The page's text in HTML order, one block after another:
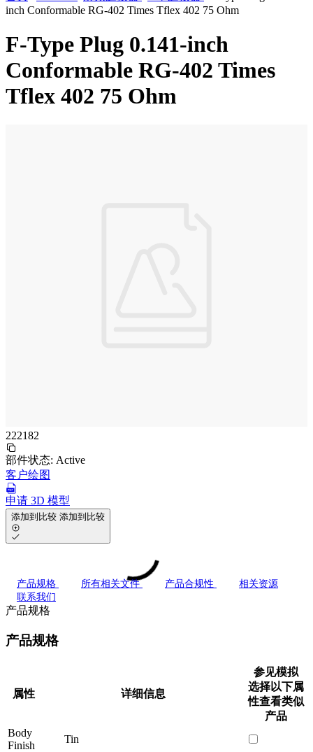
inch Conformable RG-402 Times Tflex 402 75 Ohm
F-Type Plug 0.141-inch
Conformable RG-402 Times
Tflex 402 75 Ohm
222182
部件状态: Active
客户绘图
申请 3D 模型
添加到比较 添加到比较
产品规格 所有相关文件 产品合规性
相关资源
联系我们
产品规格
产品规格
属性 详细信息
参见模拟
选择以下属
性查看类似
产品
Body
Finish
Tin